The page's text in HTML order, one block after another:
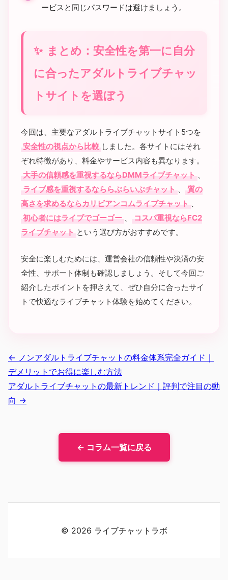
ービスと同じパスワードは避けましょう。
まとめ：安全性を第一に自分
に合ったアダルトライブチャッ
トサイトを選ぼう
今回は、主要なアダルトライブチャットサイト5つを
安全性の視点から比較 しました。各サイトにはそれ
ぞれ特徴があり、料金やサービス内容も異なります。
大手の信頼感を重視するならDMMライブチャット 、
ライブ感を重視するなららぶらいぶチャット 、
質の
高さを求めるならカリビアンコムライブチャット 、
初心者にはライブでゴーゴー 、
コスパ重視ならFC2
ライブチャット という選び方がおすすめです。
安全に楽しむためには、運営会社の信頼性や決済の安
全性、サポート体制も確認しましょう。そして今回ご
紹介したポイントを押さえて、ぜひ自分に合ったサイ
トで快適なライブチャット体験を始めてください。
← ノンアダルトライブチャットの料金体系完全ガイド｜
デメリットでお得に楽しむ方法
アダルトライブチャットの最新トレンド｜評判で注目の動
向 →
← コラム一覧に戻る
© 2026 ライブチャットラボ